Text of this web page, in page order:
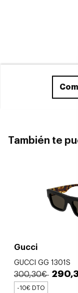
También te
Gucci
GUCCI GG 1301S
300,30€
-10€ DTO